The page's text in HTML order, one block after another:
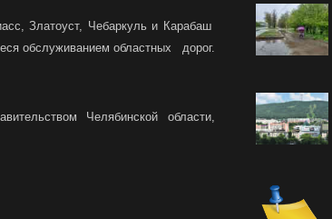
Златоуст, Чебаркуль и Карабаш
обслуживанием областных дорог.
Челябинской области,